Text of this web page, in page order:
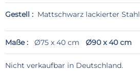
Gestell : Mattschwarz lackierter Stahl
Maße : Ø75 x 40 cm Ø90 x 40 cm
Nicht verkaufbar in Deutschland.